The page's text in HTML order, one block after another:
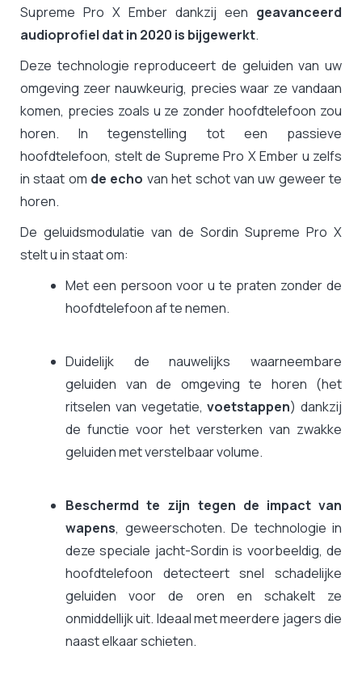
Supreme Pro X Ember dankzij een geavanceerd
audioprofiel dat in 2020 is bijgewerkt.
Deze technologie reproduceert de geluiden van uw
omgeving zeer nauwkeurig, precies waar ze vandaan
komen, precies zoals u ze zonder hoofdtelefoon zou
horen. In tegenstelling tot een passieve
hoofdtelefoon, stelt de Supreme Pro X Ember u zelfs
in staat om de echo van het schot van uw geweer te
horen.
De geluidsmodulatie van de Sordin Supreme Pro X
stelt u in staat om:
Met een persoon voor u te praten zonder de
hoofdtelefoon af te nemen.
Duidelijk de nauwelijks waarneembare
geluiden van de omgeving te horen (het
ritselen van vegetatie, voetstappen) dankzij
de functie voor het versterken van zwakke
geluiden met verstelbaar volume.
Beschermd te zijn tegen de impact van
wapens, geweerschoten. De technologie in
deze speciale jacht-Sordin is voorbeeldig, de
hoofdtelefoon detecteert snel schadelijke
geluiden voor de oren en schakelt ze
onmiddellijk uit. Ideaal met meerdere jagers die
naast elkaar schieten.